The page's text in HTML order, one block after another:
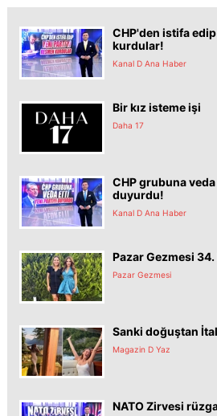
CHP'den istifa
kurdular!
Kanal D Ana Haber
Bir kız isteme işi
Daha 17
CHP grubuna
duyurdu!
Kanal D Ana Haber
Pazar Gezmesi
Pazar Gezmesi
Sanki doğuştan
Magazin D Yaz
NATO Zirvesi